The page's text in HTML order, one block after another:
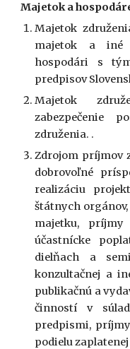
Majetok a
Majetok
majetok a iné
hospodári s
predpisov
Majetok
zabezpečenie
združenia. .
Zdrojom príjmov
dobrovoľné
realizáciu
štátnych
majetku, príjmy
účastnícke
dielňach a
konzultačnej a
publikačnú a
činností v
predpismi,
podielu zaplatenej